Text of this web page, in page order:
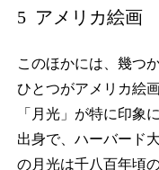
5 アメリカ絵画
このほかには、幾つ
ひとつがアメリカ絵
「月光」が特に印
出身で、ハーバード
の月光は千八百年頃